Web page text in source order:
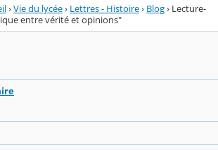
›Vie du lycée› Lettres - Histoire› Blog› Lecture-
entre vérité et opinions"